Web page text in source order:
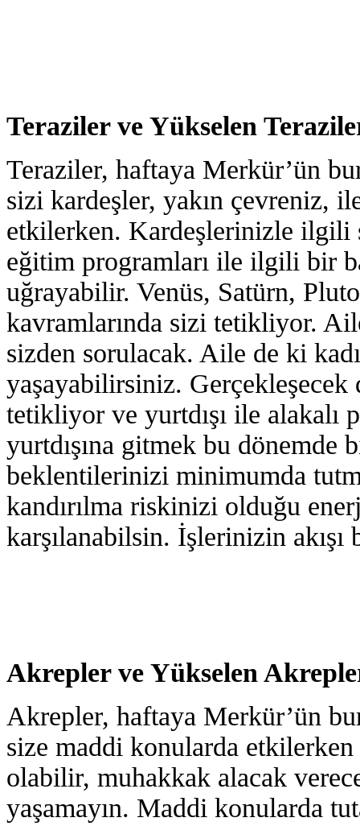
Teraziler ve Yükselen
Teraziler, haftaya Merkür’ün
sizi kardeşler, yakın çevreniz,
etkilerken. Kardeşlerinizle ilgili
eğitim programları ile ilgili bir
uğrayabilir. Venüs, Satürn,
kavramlarında sizi tetikliyor.
sizden sorulacak. Aile de ki
yaşayabilirsiniz. Gerçekleşecek
tetikliyor ve yurtdışı ile alakalı
yurtdışına gitmek bu
beklentilerinizi minimumda
kandırılma riskinizi olduğu
karşılanabilsin. İşlerinizin akışı
Akrepler ve Yükselen
Akrepler, haftaya Merkür’ün
size maddi konularda etkilerken
olabilir, muhakkak alacak
yaşamayın. Maddi konularda